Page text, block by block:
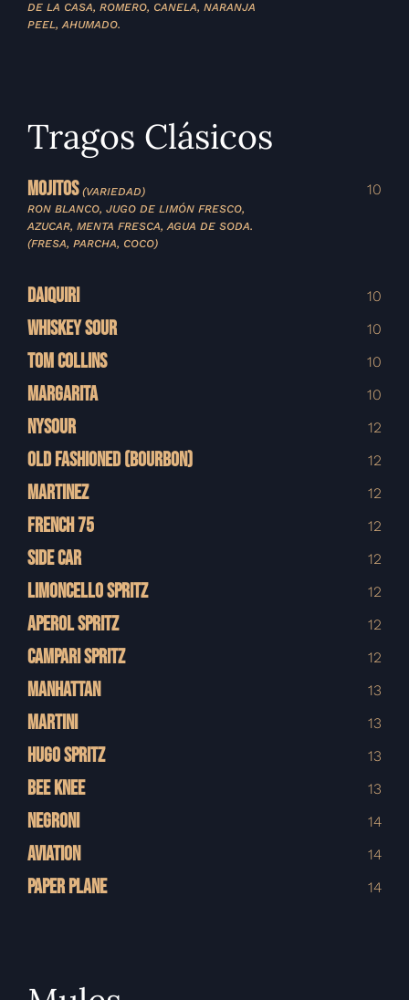
DE LA CASA, ROMERO, CANELA, NARANJA
PEEL, AHUMADO.
Tragos Clásicos
MOJITOS (VARIEDAD)
RON BLANCO, JUGO DE LIMÓN FRESCO,
AZUCAR, MENTA FRESCA, AGUA DE SODA.
(FRESA, PARCHA, COCO)
10
DAIQUIRI 10
WHISKEY SOUR 10
TOM COLLINS 10
MARGARITA 10
NYSOUR 12
OLD FASHIONED (BOURBON) 12
MARTINEZ 12
FRENCH 75 12
SIDE CAR 12
LIMONCELLO SPRITZ 12
APEROL SPRITZ 12
CAMPARI SPRITZ 12
MANHATTAN 13
MARTINI 13
HUGO SPRITZ 13
BEE KNEE 13
NEGRONI 14
AVIATION 14
PAPER PLANE 14